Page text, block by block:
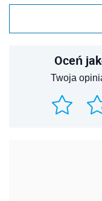
Oceń
Twoja